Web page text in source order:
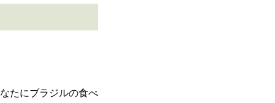
たにブラジルの食べ